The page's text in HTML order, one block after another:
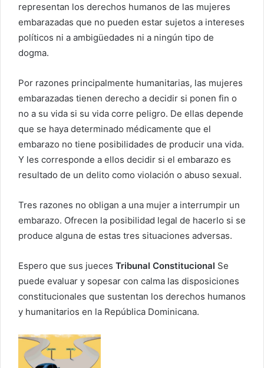
representan los derechos humanos de las mujeres
embarazadas que no pueden estar sujetos a intereses
políticos ni a ambigüedades ni a ningún tipo de
dogma.
Por razones principalmente humanitarias, las mujeres
embarazadas tienen derecho a decidir si ponen fin o
no a su vida si su vida corre peligro. De ellas depende
que se haya determinado médicamente que el
embarazo no tiene posibilidades de producir una vida.
Y les corresponde a ellos decidir si el embarazo es
resultado de un delito como violación o abuso sexual.
Tres razones no obligan a una mujer a interrumpir un
embarazo. Ofrecen la posibilidad legal de hacerlo si se
produce alguna de estas tres situaciones adversas.
Espero que sus jueces Tribunal Constitucional Se
puede evaluar y sopesar con calma las disposiciones
constitucionales que sustentan los derechos humanos
y humanitarios en la República Dominicana.